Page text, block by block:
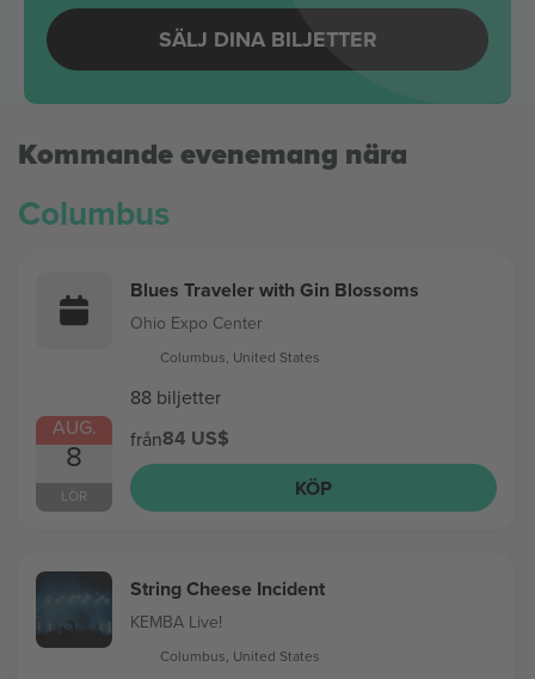
SÄLJ DINA BILJETTER
Kommande evenemang nära
Columbus
AUG.
8
LÖR
Blues Traveler with Gin Blossoms
Ohio Expo Center
Columbus, United States
88 biljetter
från84 US$
KÖP
String Cheese Incident
KEMBA Live!
Columbus, United States